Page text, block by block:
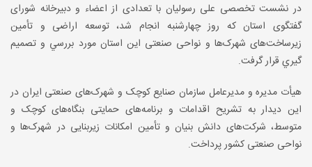
در نشست تخصصی علی رسولیان با تعدادی از اعضاء و دبیرخانه شورای
گفتگوی استان که روز چهارشنبه انجام شد، توسعه اراضی و تأمین
زیرساخت‌های شهرک‌ها و نواحی صنعتی اين استان مورد بررسي و تصميم
گيري قرار گرفت.
هیأت مدیره و مدیرعامل سازمان صنایع کوچک و شهرک‌های صنعتی ایران در
این دیدار به تشریح اقدامات و برنامه‌های حمایتی بنگاه‌های کوچک و
متوسط، شرکت‌های دانش بنیان و تأمین امکانات زیربنایی در شهرک‌ها و
نواحی صنعتی کشور پرداخت.